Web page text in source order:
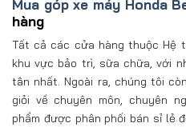
Mua góp xe máy Honda
hàng
Tất cả các cửa hàng thuộc Hệ
khu vực bảo trì, sữa chữa, với
tân nhất. Ngoài ra, chúng tôi
giỏi về chuyên môn, chuyên
phẩm được phân phối bán sỉ lẻ